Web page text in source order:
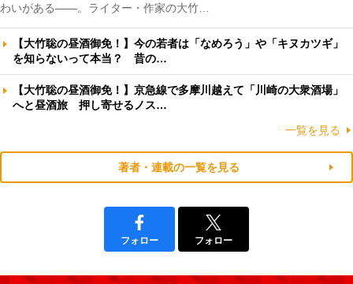
わいがある――。ライター・作家の大竹…
【大竹聡の昼酒御免！】今の若者は「なめろう」や「キヌカツギ」
を知らないって本当？ 昔の…
【大竹聡の昼酒御免！】京急線で多摩川越えて「川崎の大衆酒場」
へと昼酒旅 押し寄せるノス…
一覧を見る
著者・連載の一覧を見る
フォロー フォロー